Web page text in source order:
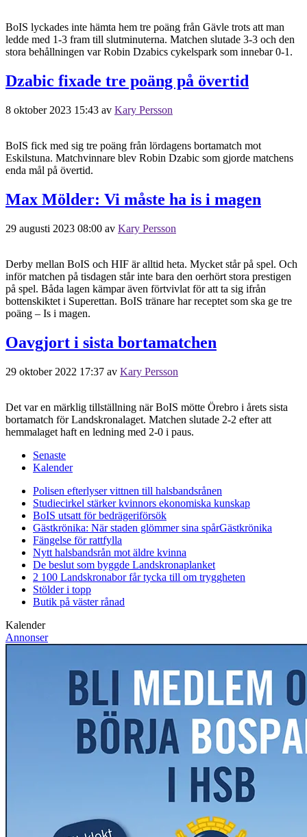
BoIS lyckades inte hämta hem tre poäng från Gävle trots att man
ledde med 1-3 fram till slutminuterna. Matchen slutade 3-3 och den
stora behållningen var Robin Dzabics cykelspark som innebar 0-1.
Dzabic fixade tre poäng på övertid
8 oktober 2023 15:43 av Kary Persson
BoIS fick med sig tre poäng från lördagens bortamatch mot
Eskilstuna. Matchvinnare blev Robin Dzabic som gjorde matchens
enda mål på övertid.
Max Mölder: Vi måste ha is i magen
29 augusti 2023 08:00 av Kary Persson
Derby mellan BoIS och HIF är alltid heta. Mycket står på spel. Och
inför matchen på tisdagen står inte bara den oerhört stora prestigen
på spel. Båda lagen kämpar även förtvivlat för att ta sig ifrån
bottenskiktet i Superettan. BoIS tränare har receptet som ska ge tre
poäng – Is i magen.
Oavgjort i sista bortamatchen
29 oktober 2022 17:37 av Kary Persson
Det var en märklig tillställning när BoIS mötte Örebro i årets sista
bortamatch för Landskronalaget. Matchen slutade 2-2 efter att
hemmalaget haft en ledning med 2-0 i paus.
Senaste
Kalender
Polisen efterlyser vittnen till halsbandsrånen
Studiecirkel stärker kvinnors ekonomiska kunskap
BoIS utsatt för bedrägeriförsök
Gästkrönika: När staden glömmer sina spårGästkrönika
Fängelse för rattfylla
Nytt halsbandsrån mot äldre kvinna
De beslut som byggde Landskronaplanket
2 100 Landskronabor får tycka till om tryggheten
Stölder i topp
Butik på väster rånad
Kalender
Annonser